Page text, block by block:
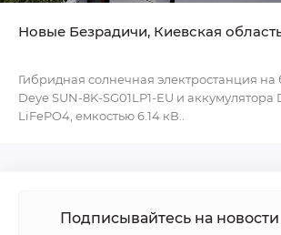
Новые Безрадичи, Киевская
Гибридная солнечная электростанция на
Deye SUN-8K-SG01LP1-EU и аккумулятора
LiFePO4, емкостью 6.14 кВ..
Подписывайтесь на